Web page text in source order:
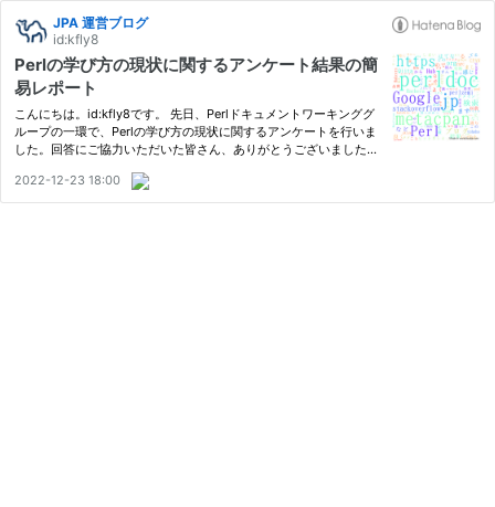
JPA 運営ブログ
id:kfly8
Perlの学び方の現状に関するアンケート結果の簡
易レポート
こんにちは。id:kfly8です。 先日、Perlドキュメントワーキンググ
ループの一環で、Perlの学び方の現状に関するアンケートを行いま
した。回答にご協力いただいた皆さん、ありがとうございました。
ればと思います。 この記事では、その内容をまとめて報告しま…
2022-12-23 18:00